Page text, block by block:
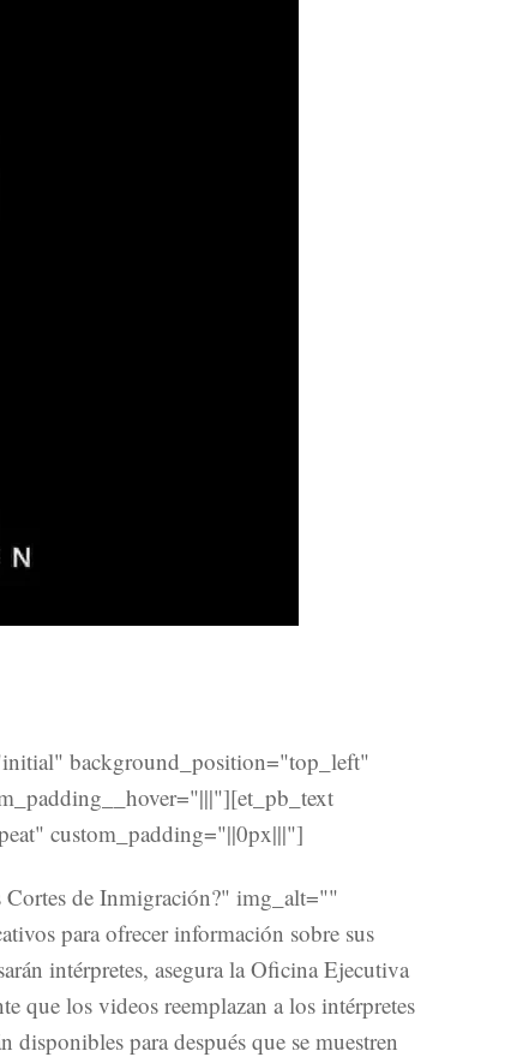
background_position="top_left"
custom_padding="||0px|||"]
de Inmigración?" img_alt=""
para ofrecer información sobre sus
intérpretes, asegura la Oficina Ejecutiva
que los videos reemplazan a los intérpretes
para después que se muestren